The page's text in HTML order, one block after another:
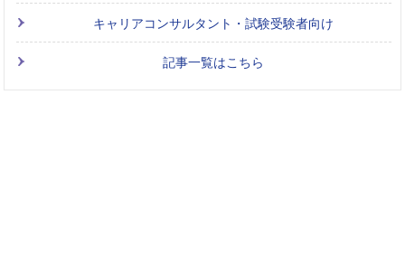
キャリアコンサルタント・試験受験者向け
記事一覧はこちら